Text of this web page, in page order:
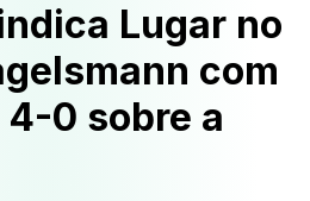
Lugar no
com
0 sobre a